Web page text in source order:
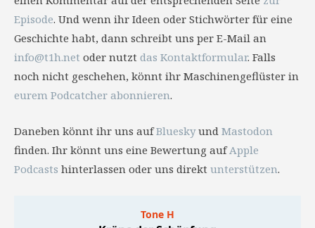
Episode. Und wenn ihr Ideen oder Stichwörter für eine
Geschichte habt, dann schreibt uns per E-Mail an
info@t1h.net oder nutzt das Kontaktformular. Falls
noch nicht geschehen, könnt ihr Maschinengeflüster in
eurem Podcatcher abonnieren.
Daneben könnt ihr uns aufBlueskyund Mastodon
finden. Ihr könnt uns eine Bewertung aufApple
Podcasts hinterlassen oder uns direkt unterstützen.